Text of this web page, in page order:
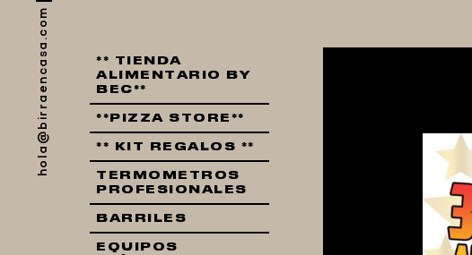
hola@birraencasa.com
** TIENDA
ALIMENTARIO BY
BEC**
**PIZZA STORE**
** KIT REGALOS **
TERMOMETROS
PROFESIONALES
BARRILES
EQUIPOS